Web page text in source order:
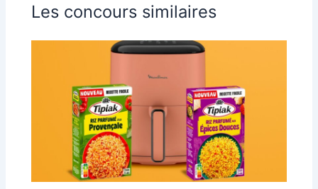
Les concours similaires